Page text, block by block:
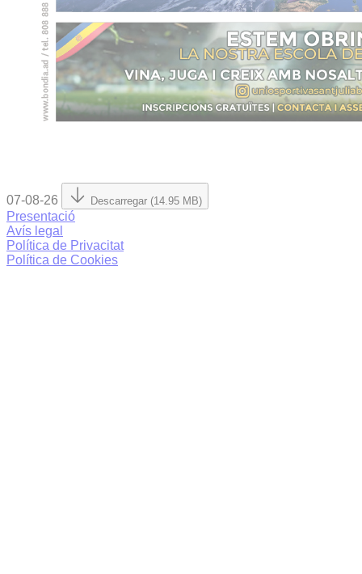
07-08-26 Descarregar (14.95 MB)
Presentació
Avís legal
Política de Privacitat
Política de Cookies